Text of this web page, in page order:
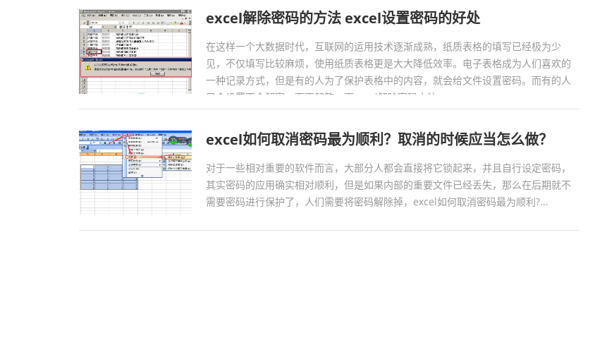
excel解除密码的方法 excel设置密码的好处
在这样一个大数据时代，互联网的运用技术逐渐成熟，纸质表格的填写已经极为少
见，不仅填写比较麻烦，使用纸质表格更是大大降低效率。电子表格成为人们喜欢的
一种记录方式，但是有的人为了保护表格中的内容，就会给文件设置密码。而有的人
只会设置不会解密，下面解答一下excel解除密码方法。...
excel如何取消密码最为顺利？取消的时候应当怎么做？
对于一些相对重要的软件而言，大部分人都会直接将它锁起来，并且自行设定密码，
其实密码的应用确实相对顺利，但是如果内部的重要文件已经丢失，那么在后期就不
需要密码进行保护了，人们需要将密码解除掉，excel如何取消密码最为顺利?...